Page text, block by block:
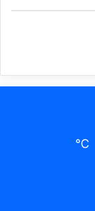
℃